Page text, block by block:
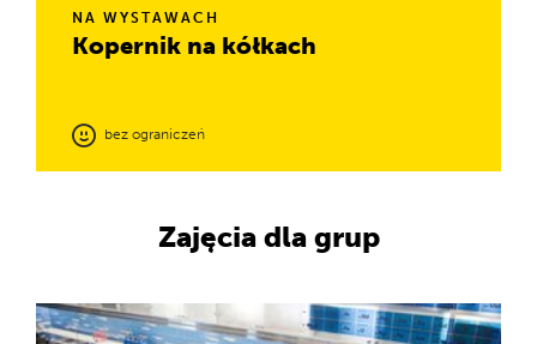
NA WYSTAWACH
Kopernik na kółkach
bez ograniczeń
Zajęcia dla grup